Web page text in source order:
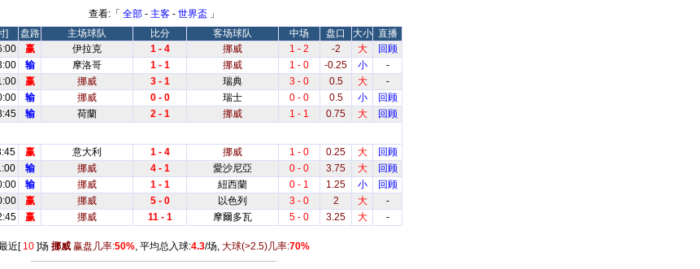
查看:「 全部- 主客- 世界盃 」
]
盘路 主场球队 比分 客场球队 中场 盘口 大小 直播
赢 伊拉克 1 - 4 挪威 1 - 2 -2 大
回顾
输 摩洛哥 1 - 1 挪威 1 - 0 -0.25 小
-
赢 挪威 3 - 1 瑞典 3 - 0 0.5 大
-
输 挪威 0 - 0 瑞士 0 - 0 0.5 小
回顾
输 荷蘭 2 - 1 挪威 1 - 1 0.75 大 回顾
赢 意大利 1 - 4 挪威 1 - 0 0.25 大
回顾
输 挪威 4 - 1 愛沙尼亞 0 - 0 3.75 大
回顾
输 挪威 1 - 1 紐西蘭 0 - 1 1.25 小
回顾
赢 挪威 5 - 0 以色列 3 - 0 2 大
-
赢 挪威 11 - 1 摩爾多瓦 5 - 0 3.25 大 -
近[ 10]场 挪威赢盘几率:50%, 平均总入球:4.3/场, 大球(>2.5)几率:70%